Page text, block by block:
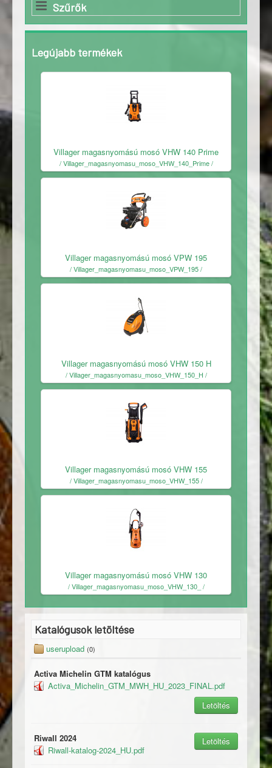
Szűrők
Legújabb termékek
Villager magasnyomású mosó VHW 140 Prime
/ Villager_magasnyomasu_moso_VHW_140_Prime /
Villager magasnyomású mosó VPW 195
/ Villager_magasnyomasu_moso_VPW_195 /
Villager magasnyomású mosó VHW 150 H
/ Villager_magasnyomasu_moso_VHW_150_H /
Villager magasnyomású mosó VHW 155
/ Villager_magasnyomasu_moso_VHW_155 /
Villager magasnyomású mosó VHW 130
/ Villager_magasnyomasu_moso_VHW_130_ /
Katalógusok letöltése
userupload (0)
Activa Michelin GTM katalógus
Activa_Michelin_GTM_MWH_HU_2023_FINAL.pdf
Letöltés
Riwall 2024
Riwall-katalog-2024_HU.pdf
Letöltés